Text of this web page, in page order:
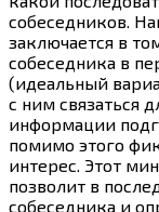
собеседников.
заключается в
собеседника в
(идеальный
с ним связаться
информации
помимо этого
интерес. Этот
позволит в
собеседника и